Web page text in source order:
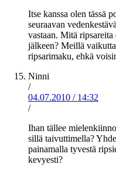
Itse kanssa olen tässä
seuraavan
vastaan. Mitä
jälkeen? Meillä
ripsarimaku, ehkä
Ninni
/
04.07.2010 / 14:32
/
Ihan tällee
sillä taivuttimella?
painamalla tyvestä
kevyesti?